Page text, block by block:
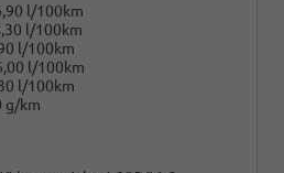
l/100km
l/100km
l/100km
l/100km
l/100km
g/km